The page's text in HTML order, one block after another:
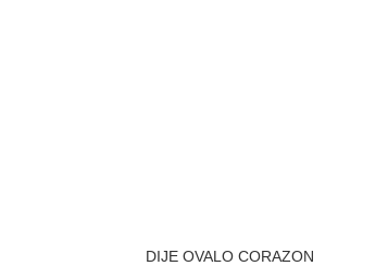
DIJE OVALO CORAZON